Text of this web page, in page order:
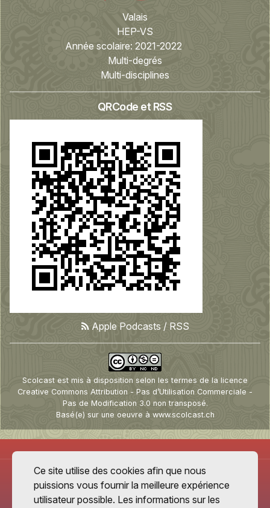
Valais
HEP-VS
Année scolaire: 2021-2022
Multi-degrés
Multi-disciplines
QRCode et RSS
Apple Podcasts / RSS
Scolcast est mis à disposition selon les termes de la licence
Creative Commons Attribution - Pas d’Utilisation Commerciale -
Pas de Modification 3.0 non transposé.
Basé(e) sur une oeuvre à www.scolcast.ch
Ce site utilise des cookies afin que nous
puissions vous fournir la meilleure expérience
utilisateur possible. Les informations sur les